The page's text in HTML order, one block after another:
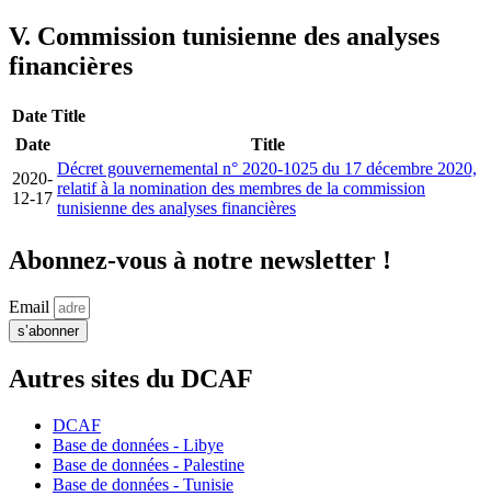
V. Commission tunisienne des analyses
financières
Date Title
Date
Title
2020-
12-17
Décret gouvernemental n° 2020-1025 du 17 décembre 2020,
relatif à la nomination des membres de la commission
tunisienne des analyses financières
Abonnez-vous à notre newsletter !
Email
s’abonner
Autres sites du DCAF
DCAF
Base de données - Libye
Base de données - Palestine
Base de données - Tunisie